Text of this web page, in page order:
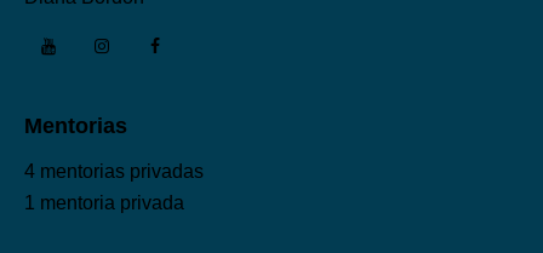
Mentorias
4 mentorias privadas
1 mentoria privada